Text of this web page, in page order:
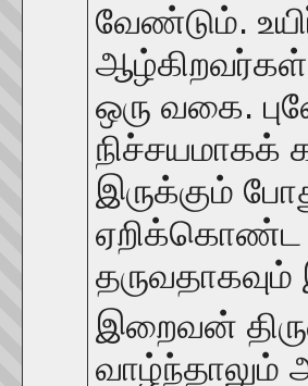
வேண்டும்.
ஆழ்கிறவர்கள்
ஒரு வகை.
இருக்கும்
ஏறிக்கொண்ட
தருவதாகவும்
இறைவன்
வாழ்ந்தாலும்